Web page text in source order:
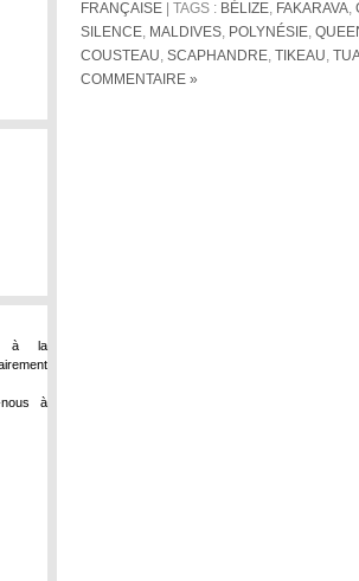
à la
à
FRANÇAISE | TAGS : BÉLIZE FAKARAVA
SILENCE
MALDIVES POLYNÉSIE
COUSTEAU SCAPHANDRE TIKEAU
COMMENTAIRE »